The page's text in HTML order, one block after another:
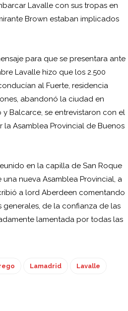
Lavalle con sus tropas en
Brown estaban implicados
para que se presentara ante
Lavalle hizo que los 2.500
al Fuerte, residencia
abandonó la ciudad en
y Balcarce, se entrevistaron con el
Asamblea Provincial de Buenos
en la capilla de San Roque
nueva Asamblea Provincial, a
a lord Aberdeen comentando
generales, de la confianza de las
lamentada por todas las
Lamadrid Lavalle